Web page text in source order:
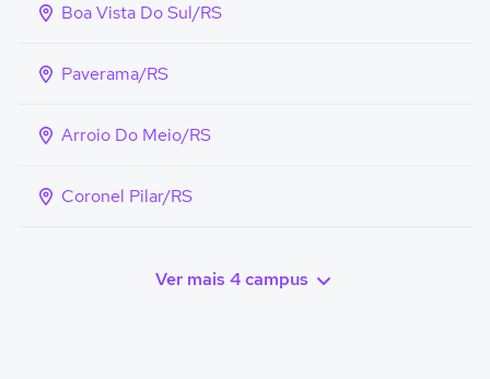
Boa Vista Do Sul/RS
Paverama/RS
Arroio Do Meio/RS
Coronel Pilar/RS
Ver mais 4 campus